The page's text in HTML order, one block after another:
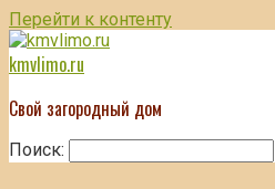
Перейти к контенту
kmvlimo.ru
Свой загородный дом
Поиск: